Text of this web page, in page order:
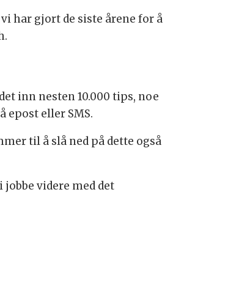
har gjort de siste årene for å
inn nesten 10.000 tips, noe
eller SMS.
til å slå ned på dette også
videre med det